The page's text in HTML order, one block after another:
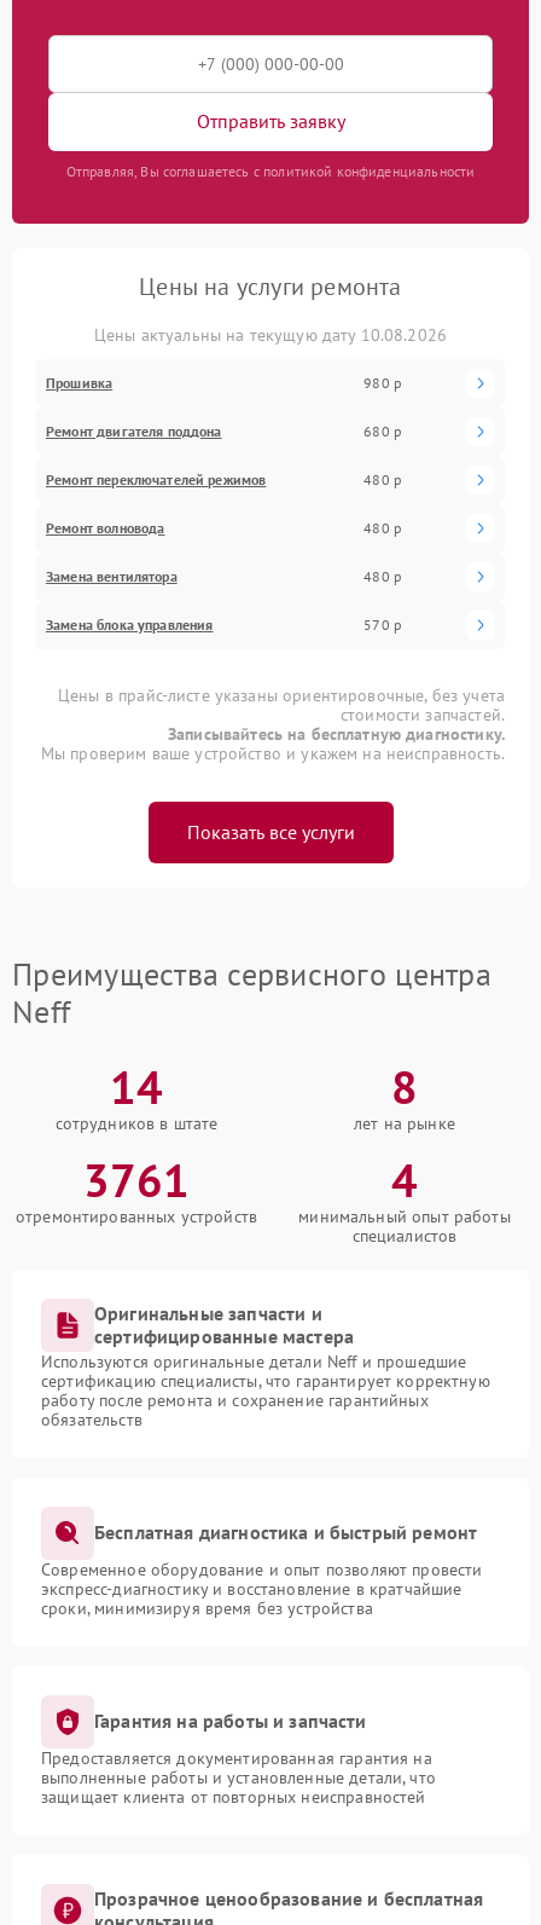
Отправить заявку
Отправляя, Вы соглашаетесь с политикой конфиденциальности
Цены на услуги ремонта
Цены актуальны на текущую дату 10.08.2026
Прошивка 980 р
Ремонт двигателя поддона 680 р
Ремонт переключателей режимов 480 р
Ремонт волновода 480 р
Замена вентилятора 480 р
Замена блока управления 570 р
Цены в прайс-листе указаны ориентировочные, без учета
стоимости запчастей.
Записывайтесь на бесплатную диагностику.
Мы проверим ваше устройство и укажем на неисправность.
Показать все услуги
Преимущества сервисного центра
Neff
14
сотрудников в штате
8
лет на рынке
3761
отремонтированных устройств
4
минимальный опыт работы
специалистов
Оригинальные запчасти и
сертифицированные мастера
Используются оригинальные детали Neff и прошедшие
сертификацию специалисты, что гарантирует корректную
работу после ремонта и сохранение гарантийных
обязательств
Бесплатная диагностика и быстрый ремонт
Современное оборудование и опыт позволяют провести
экспресс-диагностику и восстановление в кратчайшие
сроки, минимизируя время без устройства
Гарантия на работы и запчасти
Предоставляется документированная гарантия на
выполненные работы и установленные детали, что
защищает клиента от повторных неисправностей
Прозрачное ценообразование и бесплатная